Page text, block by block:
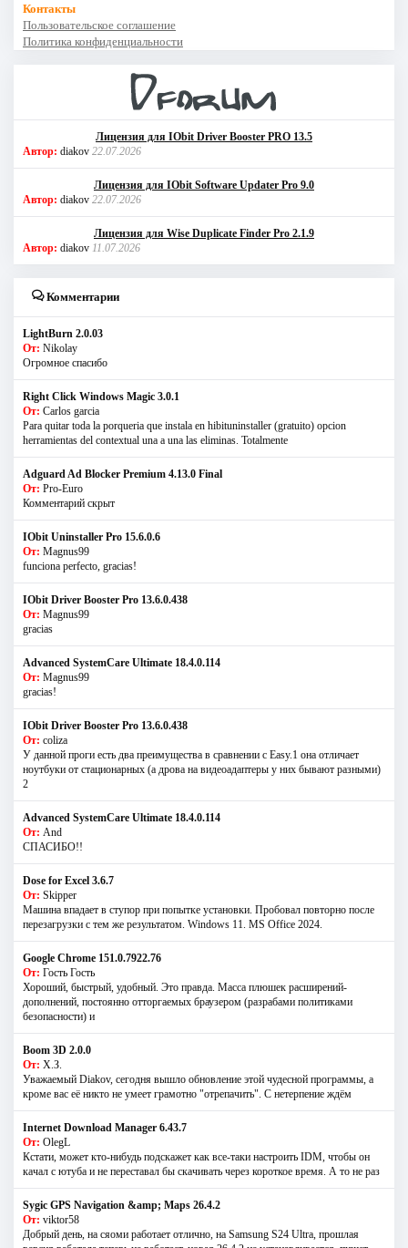
Контакты
Пользовательское соглашение
Политика конфиденциальности
Лицензия для IObit Driver Booster PRO 13.5
Автор: diakov 22.07.2026
Лицензия для IObit Software Updater Pro 9.0
Автор: diakov 22.07.2026
Лицензия для Wise Duplicate Finder Pro 2.1.9
Автор: diakov 11.07.2026
Комментарии
LightBurn 2.0.03
От: Nikolay
Огромное спасибо
Right Click Windows Magic 3.0.1
От: Carlos garcia
Para quitar toda la porqueria que instala en hibituninstaller (gratuito) opcion
herramientas del contextual una a una las eliminas. Totalmente
Adguard Ad Blocker Premium 4.13.0 Final
От: Pro-Euro
Комментарий скрыт
IObit Uninstaller Pro 15.6.0.6
От: Magnus99
funciona perfecto, gracias!
IObit Driver Booster Pro 13.6.0.438
От: Magnus99
gracias
Advanced SystemCare Ultimate 18.4.0.114
От: Magnus99
gracias!
IObit Driver Booster Pro 13.6.0.438
От: coliza
У данной проги есть два преимущества в сравнении с Easy.1 она отличает
ноутбуки от стационарных (а дрова на видеоадаптеры у них бывают разными)
2
Advanced SystemCare Ultimate 18.4.0.114
От: And
СПАСИБО!!
Dose for Excel 3.6.7
От: Skipper
Машина впадает в ступор при попытке установки. Пробовал повторно после
перезагрузки с тем же результатом. Windows 11. MS Offiсe 2024.
Google Chrome 151.0.7922.76
От: Гость Гость
Хороший, быстрый, удобный. Это правда. Масса плюшек расширений-
дополнений, постоянно отторгаемых браузером (разрабами политиками
безопасности) и
Boom 3D 2.0.0
От: Х.З.
Уважаемый Diakov, сегодня вышло обновление этой чудесной программы, а
кроме вас её никто не умеет грамотно "отрепачить". С нетерпение ждём
Internet Download Manager 6.43.7
От: OlegL
Кстати, может кто-нибудь подскажет как все-таки настроить IDM, чтобы он
качал с ютуба и не переставал бы скачивать через короткое время. А то не раз
Sygic GPS Navigation &amp; Maps 26.4.2
От: viktor58
Добрый день, на сяоми работает отлично, на Samsung S24 Ultra, прошлая